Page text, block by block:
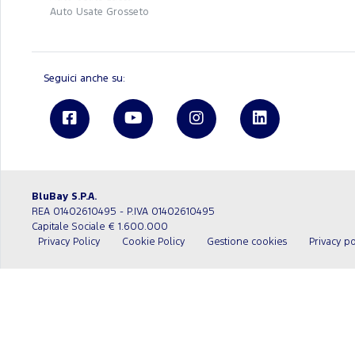
Auto Usate Grosseto
Seguici anche su:
BluBay S.P.A.
REA 01402610495 - P.IVA 01402610495
Capitale Sociale € 1.600.000
Privacy Policy
Cookie Policy Gestione cookies Privacy